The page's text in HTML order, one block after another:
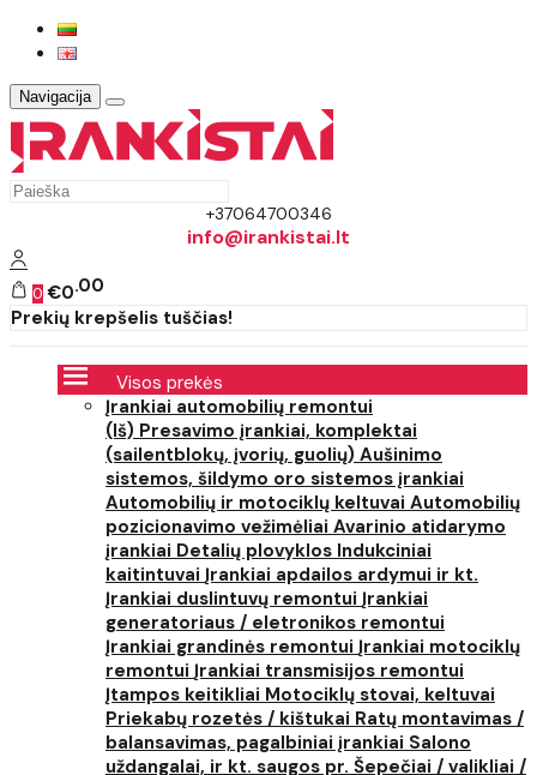
Navigacija
+37064700346
info@irankistai.lt
0 €0 00
Prekių krepšelis tuščias!
Visos prekės
Įrankiai automobilių remontui
(Iš) Presavimo įrankiai, komplektai
(sailentblokų, įvorių, guolių) Aušinimo
sistemos, šildymo oro sistemos įrankiai
Automobilių ir motociklų keltuvai Automobilių
pozicionavimo vežimėliai Avarinio atidarymo
įrankiai Detalių plovyklos Indukciniai
kaitintuvai Įrankiai apdailos ardymui ir kt.
Įrankiai duslintuvų remontui Įrankiai
generatoriaus / eletronikos remontui
Įrankiai grandinės remontui Įrankiai motociklų
remontui Įrankiai transmisijos remontui
Įtampos keitikliai Motociklų stovai, keltuvai
Priekabų rozetės / kištukai Ratų montavimas /
balansavimas, pagalbiniai įrankiai Salono
uždangalai, ir kt. saugos pr. Šepečiai / valikliai /